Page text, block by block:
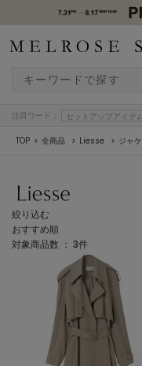
注目ワード： セットアップアイテ
TOP 全商品 Liesse ジャ
絞り込む
おすすめ順
対象商品数 ： 3件